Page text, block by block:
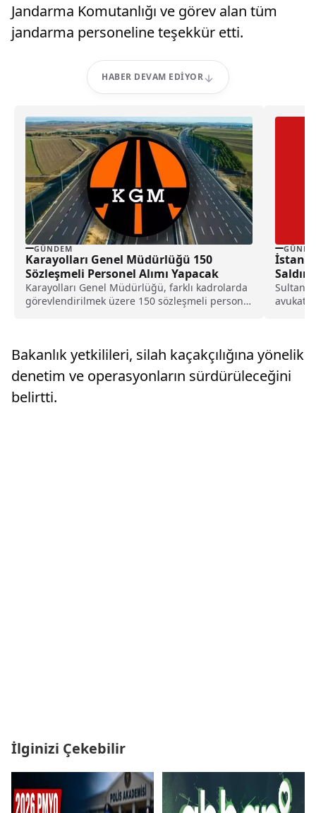
Jandarma Komutanlığı ve görev alan tüm
jandarma personeline teşekkür etti.
HABER DEVAM EDIYOR
GÜNDEM
Karayolları Genel Müdürlüğü 150
Sözleşmeli Personel Alımı Yapacak
Karayolları Genel Müdürlüğü, farklı kadrolarda
görevlendirilmek üzere 150 sözleşmeli personel
Bakanlık yetkilileri, silah kaçakçılığına yönelik
denetim ve operasyonların sürdürüleceğini
belirtti.
İlginizi Çekebilir